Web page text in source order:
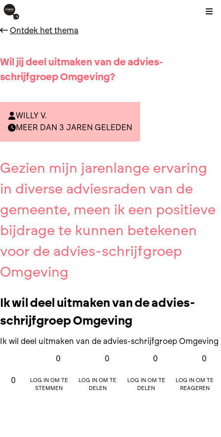
Ontdek het thema
Wil jij deel uitmaken van de advies-
schrijfgroep Omgeving?
WILLY V.
MEER DAN 3 JAREN GELEDEN
Gezien mijn jarenlange ervaring
in diverse adviesraden van de
gemeente, meen ik een positieve
bijdrage te kunnen betekenen
voor de advies-schrijfgroep
Omgeving
Ik wil deel uitmaken van de advies-
schrijfgroep Omgeving
Ik wil deel uitmaken van de advies-schrijfgroep Omgeving
0
0
Log in om te
stemmen
0
Log in om te
delen
0
Log in om te
delen
0
Log in om te
reageren